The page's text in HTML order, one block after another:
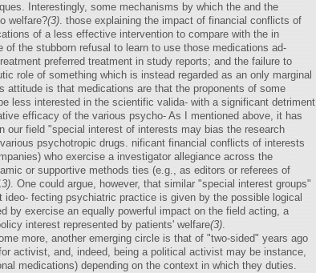
Interestingly, some mechanisms by which the and the
welfare?(3). those explaining the impact of financial conflicts of
of a less effective intervention to compare with the in
the stubborn refusal to learn to use those medications ad-
preferred treatment in study reports; and the failure to
role of something which is instead regarded as an only marginal
is that medications are that the proponents of some
less interested in the scientific valida- with a significant detriment
efficacy of the various psycho- As I mentioned above, it has
our field "special interest of interests may bias the research
psychotropic drugs. nificant financial conflicts of interests
who exercise a investigator allegiance across the
or supportive methods ties (e.g., as editors or referees of
. One could argue, however, that similar "special interest groups"
fecting psychiatric practice is given by the possible logical
by exercise an equally powerful impact on the field acting, a
interest represented by patients' welfare(3).
more, another emerging circle is that of "two-sided" years ago
activist, and, indeed, being a political activist may be instance,
medications) depending on the context in which they duties.